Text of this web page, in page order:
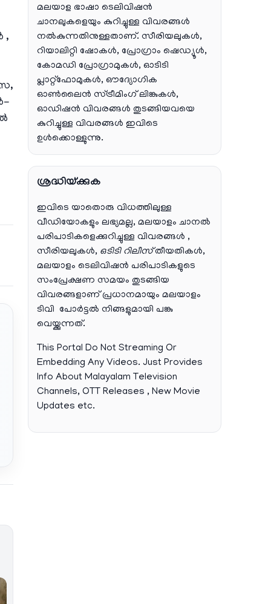
,
മലയാള ഭാഷാ ടെലിവിഷൻ
ചാനലുകളെയും കുറിച്ചുള്ള വിവരങ്ങൾ
നൽകുന്നതിനുള്ളതാണ്. സീരിയലുകൾ,
റിയാലിറ്റി ഷോകൾ, പ്രോഗ്രാം ഷെഡ്യൂൾ,
കോമഡി പ്രോഗ്രാമുകൾ, ഓടിടി
പ്ലാറ്റ്‌ഫോമുകൾ, ഔദ്യോഗിക
ഓൺലൈൻ സ്ട്രീമിംഗ് ലിങ്കുകൾ,
ഓഡിഷൻ വിവരങ്ങൾ തുടങ്ങിയവയെ
കുറിച്ചുള്ള വിവരങ്ങൾ ഇവിടെ
ഉൾക്കൊള്ളുന്നു.
ശ്രദ്ധിയ്ക്കുക
ഇവിടെ യാതൊരു വിധത്തിലുള്ള
വീഡിയോകളും ലഭ്യമല്ല, മലയാളം ചാനല്‍
പരിപാടികളെക്കുറിച്ചുള്ള വിവരങ്ങള്‍ ,
സീരിയലുകള്‍, ഒടിടി റിലീസ്തീയതികള്‍,
മലയാളം ടെലിവിഷന്‍ പരിപാടികളുടെ
സംപ്രേക്ഷണ സമയം തുടങ്ങിയ
വിവരങ്ങളാണ് പ്രധാനമായും മലയാളം
ടിവി പോര്‍ട്ടല്‍ നിങ്ങളുമായി പങ്കു
വെയ്ക്കുന്നത്.
This Portal Do Not Streaming Or
Embedding Any Videos. Just Provides
Info About Malayalam Television
Channels, OTT Releases , New Movie
Updates etc.